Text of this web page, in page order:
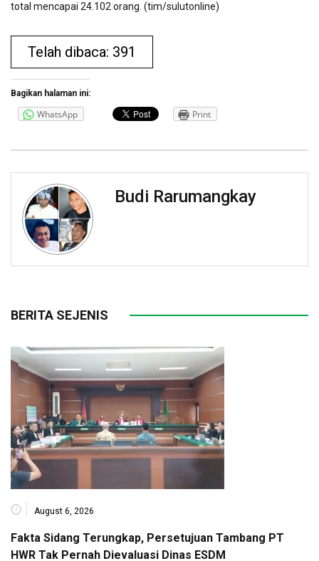
total mencapai 24.102 orang. (tim/sulutonline)
Telah dibaca: 391
Bagikan halaman ini:
WhatsApp Print
Budi Rarumangkay
BERITA SEJENIS
August 6, 2026
Fakta Sidang Terungkap, Persetujuan Tambang PT
HWR Tak Pernah Dievaluasi Dinas ESDM